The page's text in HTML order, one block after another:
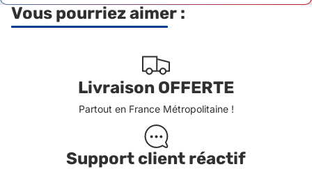
Vous pourriez aimer :
Livraison OFFERTE
Partout en France Métropolitaine !
Support client réactif